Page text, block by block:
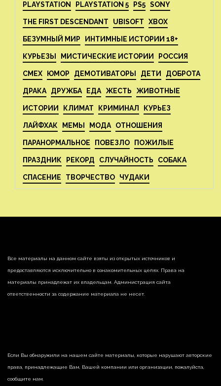
PLAYSTATION PLAYSTATION 5 PS5 SONY
THE FIRST DESCENDANT UBISOFT XBOX
БЕЗУМНЫЙ МИР ИНТИМНЫЕ ИСТОРИИ 18+
КУРЬЕЗЫ МИСТИЧЕСКИЕ ИСТОРИИ РОССИЯ
СМЕХ ЮМОР ДЕМОТИВАТОРЫ ДЕТИ ДОБРОТА
ДРАКА ДРУЖБА ЕДА ЖЕСТЬ ЖИВОТНЫЕ
ИСТОРИИ КЛИМАТ КРИМИНАЛ КУРЬЕЗ
ЛАЙФХАК МЕМЫ МОДА ОТНОШЕНИЯ
ПАРАНОРМАЛЬНОЕ ПОВЕЗЛО ПОЖИЛЫЕ
ПРАЗДНИК РЕКОРД СЛУЧАЙНОСТЬ СОБАКА
СПАСЕНИЕ ТВОРЧЕСТВО ЧУДАКИ
Все материалы на данном сайте взяты из открытых источников и
предоставляются исключительно в ознакомительных целях. Права на
материалы принадлежат их владельцам. Администрация сайта
ответственности за содержание материала не несет.
Если Вы обнаружили на нашем сайте материалы, которые нарушают авторские
права, принадлежащие Вам, Вашей компании или организации, пожалуйста,
сообщите нам.